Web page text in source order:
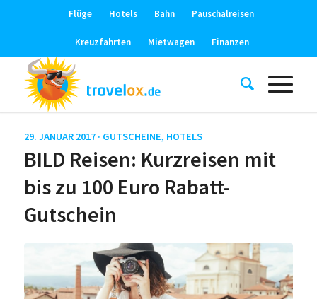
Flüge Hotels Bahn Pauschalreisen
Kreuzfahrten Mietwagen Finanzen
29. JANUAR 2017 · GUTSCHEINE, HOTELS
BILD Reisen: Kurzreisen mit
bis zu 100 Euro Rabatt-
Gutschein